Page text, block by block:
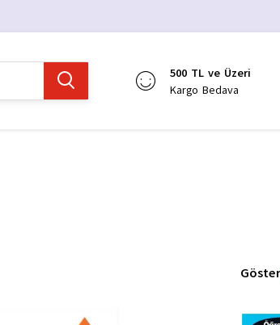
500 TL ve Üzeri
Kargo Bedava
Göster